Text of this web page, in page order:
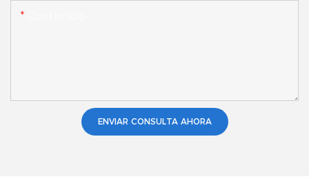
ENVIAR CONSULTA AHORA